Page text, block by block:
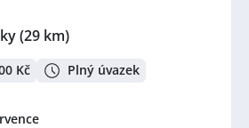
(29 km)
Kč Plný úvazek